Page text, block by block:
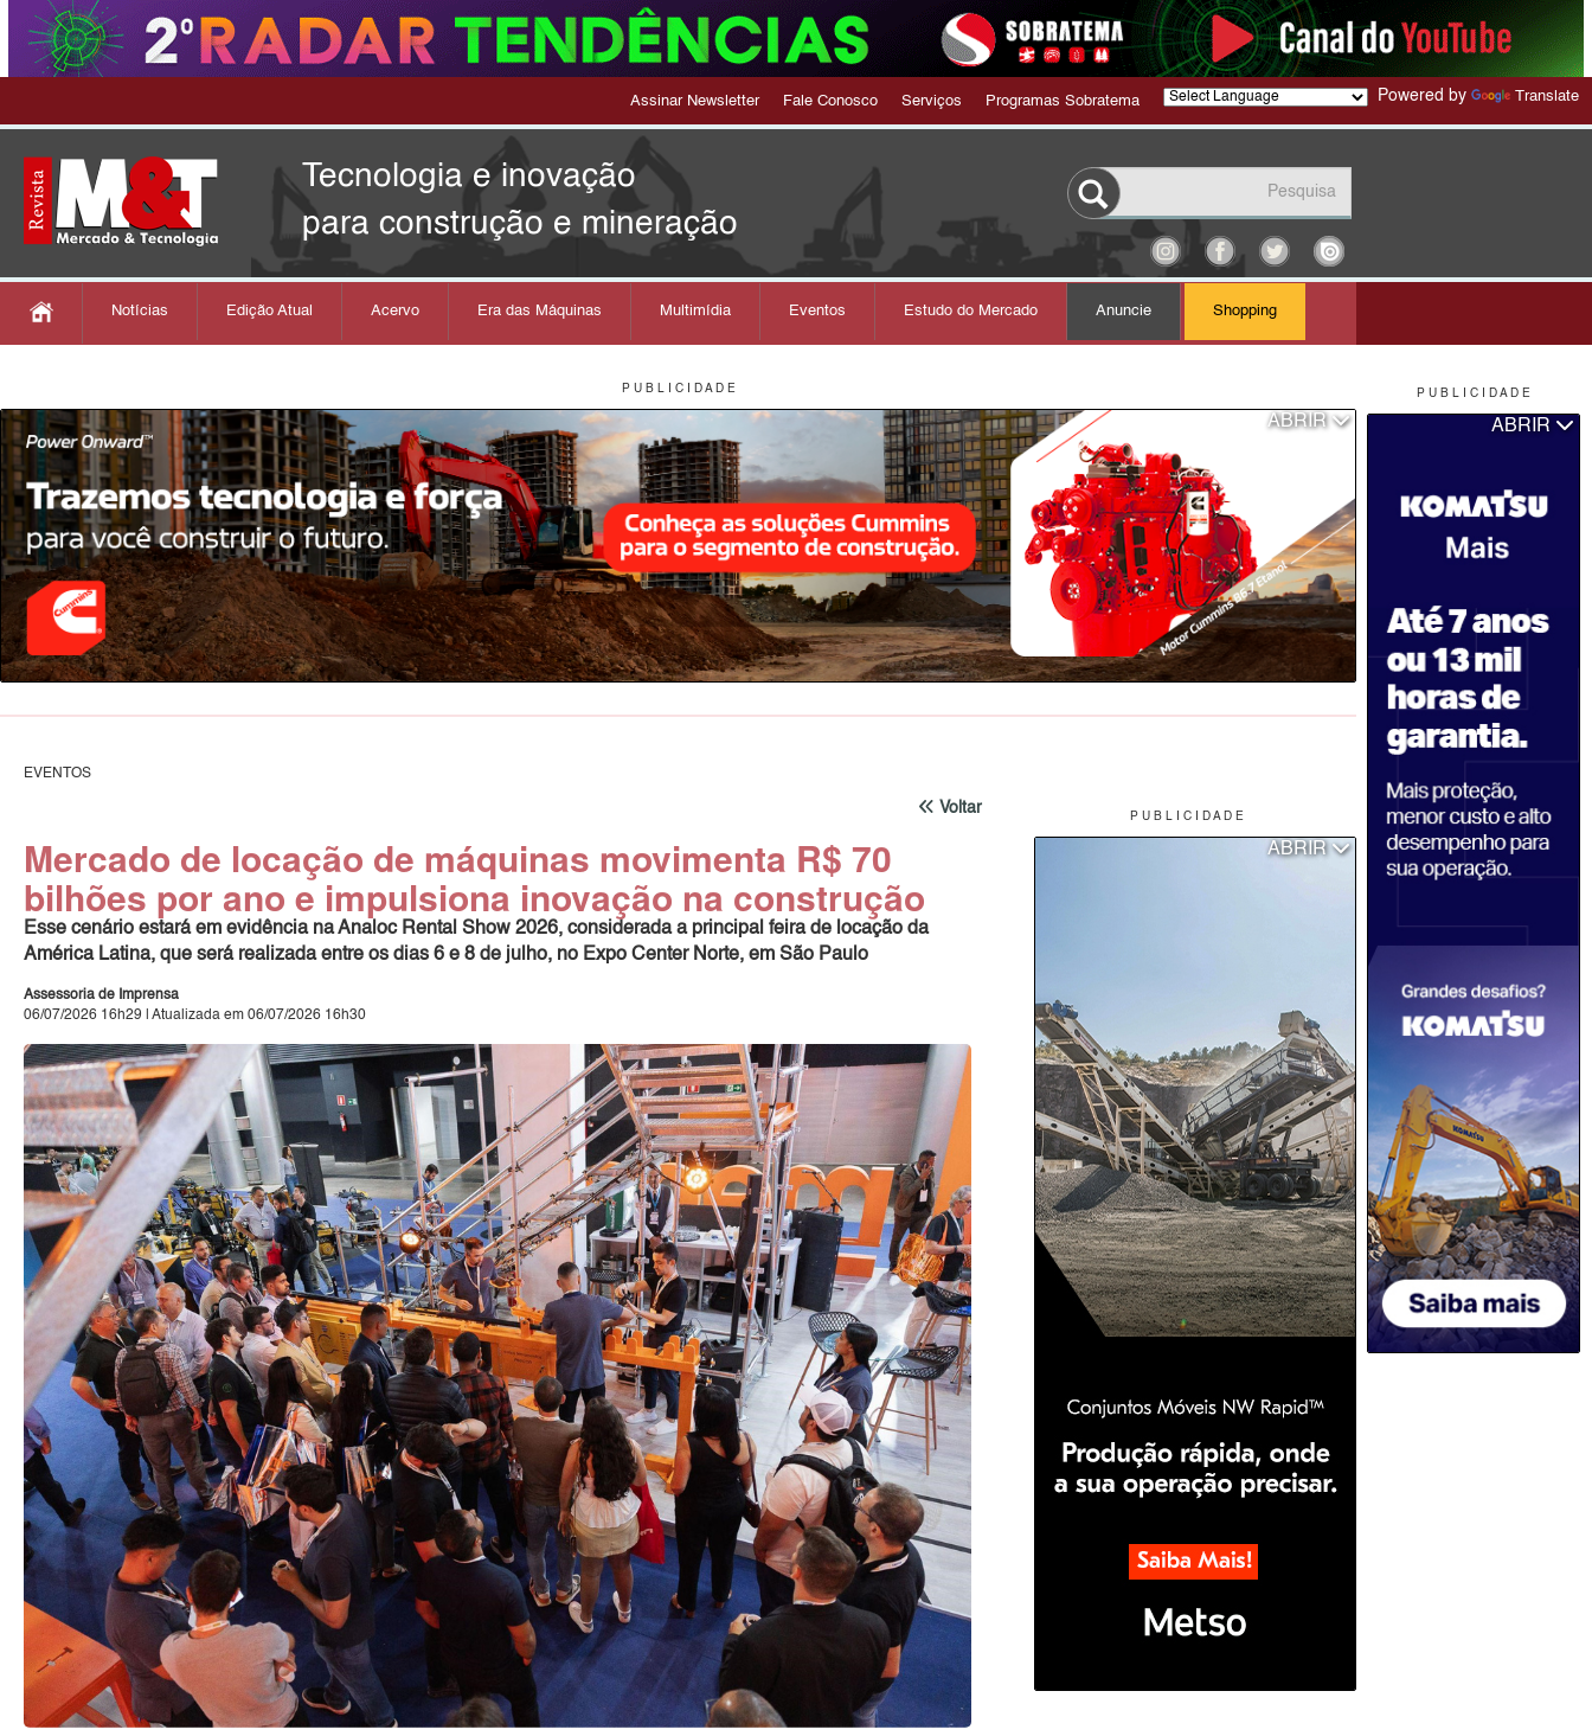
P U B L I C I D A D E
ABRIR
Assinar Newsletter Fale Conosco Serviços Programas Sobratema Powered by Translate
Tecnologia e inovação
para construção e mineração
Notícias Edição Atual Acervo Era das Máquinas Multimídia Eventos Estudo do Mercado Anuncie Shopping
P U B L I C I D A D E
ABRIR
EVENTOS
Voltar
Mercado de locação de máquinas movimenta R$ 70
bilhões por ano e impulsiona inovação na construção
Esse cenário estará em evidência na Analoc Rental Show 2026, considerada a principal feira de locação da
América Latina, que será realizada entre os dias 6 e 8 de julho, no Expo Center Norte, em São Paulo
Assessoria de Imprensa
06/07/2026 16h29 | Atualizada em 06/07/2026 16h30
P U B L I C I D A D E
ABRIR